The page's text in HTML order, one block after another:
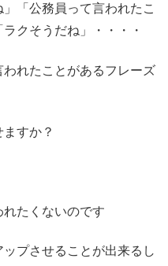
「公務員って言われたこ
クそうだね」・・・・
れたことがあるフレーズ
すか？
たくないのです
プさせることが出来るし